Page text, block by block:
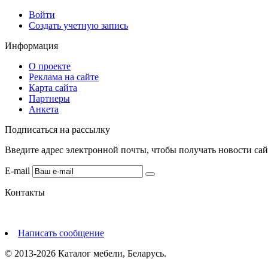
Войти
Создать учетную запись
Информация
О проекте
Реклама на сайте
Карта сайта
Партнеры
Анкета
Подписаться на рассылку
Введите адрес электронной почты, чтобы получать новости
E-mail
Контакты
Написать сообщение
© 2013-2026 Каталог мебели, Беларусь.